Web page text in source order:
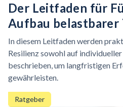
Der Leitfaden für
Aufbau belastbarer
In diesem Leitfaden werden
Resilienz sowohl auf
beschrieben, um langfristigen
gewährleisten.
Ratgeber